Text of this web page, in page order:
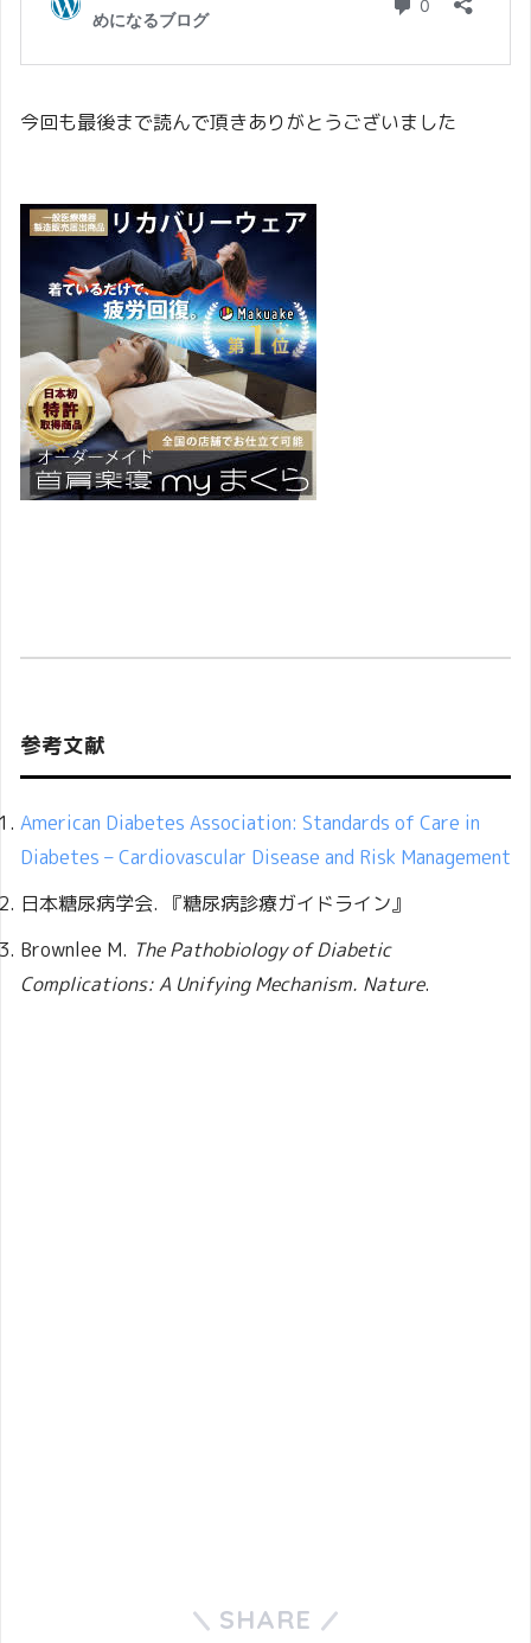
今回も最後まで読んで頂きありがとうございました
参考文献
American Diabetes Association: Standards of Care in
Diabetes – Cardiovascular Disease and Risk Management
日本糖尿病学会. 『糖尿病診療ガイドライン』
Brownlee M. The Pathobiology of Diabetic
Complications: A Unifying Mechanism. Nature.
SHARE